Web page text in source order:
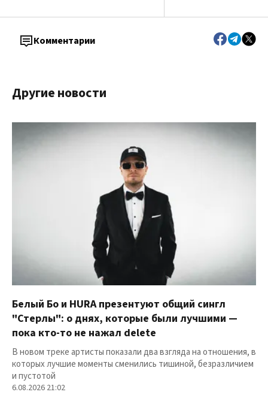
Комментарии
Другие новости
Белый Бо и HURA презентуют общий сингл
"Стерлы": о днях, которые были лучшими —
пока кто-то не нажал delete
В новом треке артисты показали два взгляда на отношения, в
которых лучшие моменты сменились тишиной, безразличием
и пустотой
6.08.2026 21:02